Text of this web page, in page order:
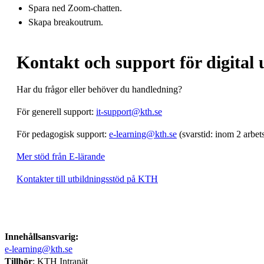
Spara ned Zoom-chatten.
Skapa breakoutrum.
Kontakt och support för digital
Har du frågor eller behöver du handledning?
För generell support: it-support@kth.se
För pedagogisk support: e-learning@kth.se (svarstid: inom 2
Mer stöd från E-lärande
Kontakter till utbildningsstöd på KTH
Innehållsansvarig:
e-learning@kth.se
Tillhör: KTH Intranät